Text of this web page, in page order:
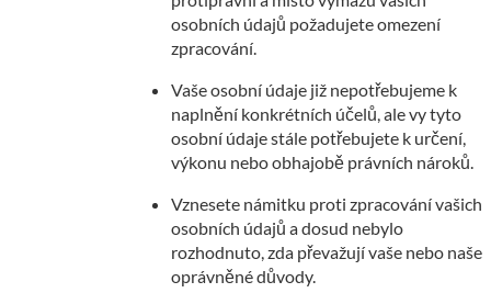
osobních údajů požadujete omezení
zpracování.
Vaše osobní údaje již nepotřebujeme k
naplnění konkrétních účelů, ale vy tyto
osobní údaje stále potřebujete k určení,
výkonu nebo obhajobě právních nároků.
Vznesete námitku proti zpracování vašich
osobních údajů a dosud nebylo
rozhodnuto, zda převažují vaše nebo naše
oprávněné důvody.